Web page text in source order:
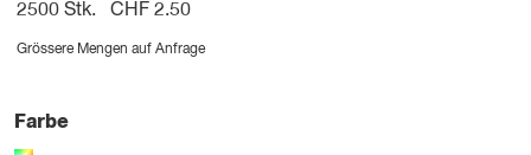
2500 Stk.
CHF 2.50
Grössere Mengen auf Anfrage
Farbe